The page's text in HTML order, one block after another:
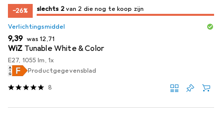
−26% 2/ 2
2/ 2 te koop zijn
slechts 2 van 2 die nog te koop zijn
Verlichtingsmiddel
EUR
9,39 wasEUR
12,71
WiZ Tunable White & Color
E27, 1055 lm, 1x
Productgegevensblad
8